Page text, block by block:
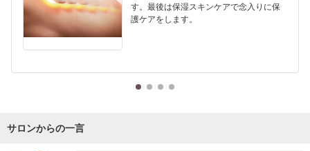
す。最後は保湿スキンケアで念入りに保
護ケアをします。
サロンからの一言